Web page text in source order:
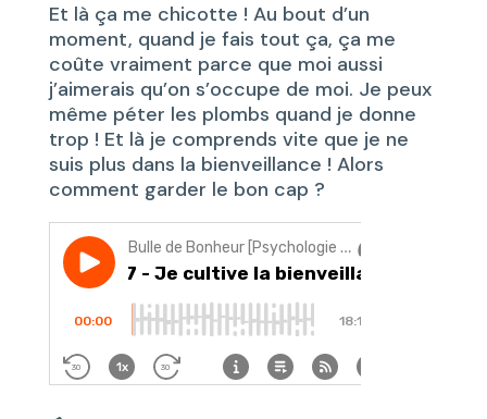
Et là ça me chicotte ! Au bout d’un
moment, quand je fais tout ça, ça me
coûte vraiment parce que moi aussi
j’aimerais qu’on s’occupe de moi. Je peux
même péter les plombs quand je donne
trop ! Et là je comprends vite que je ne
suis plus dans la bienveillance ! Alors
comment garder le bon cap ?